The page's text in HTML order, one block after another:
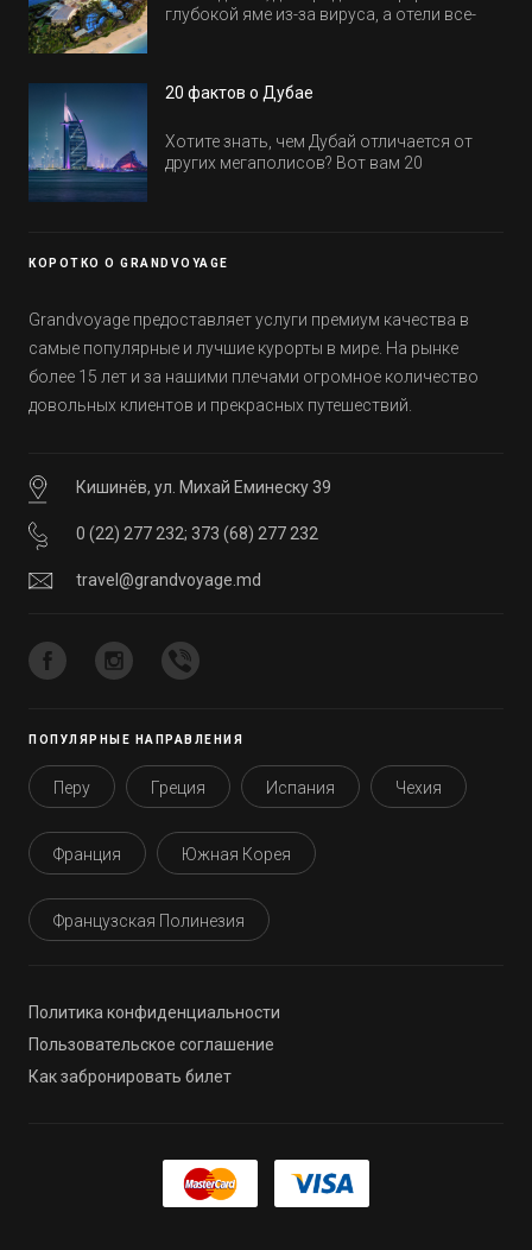
глубокой яме из-за вируса, а отели все-
обычно на первые заезды дают промо-
20 фактов о Дубае
Хотите знать, чем Дубай отличается от
других мегаполисов? Вот вам 20
КОРОТКО О GRANDVOYAGE
Grandvoyage предоставляет услуги премиум качества в
самые популярные и лучшие курорты в мире. На рынке
более 15 лет и за нашими плечами огромное количество
довольных клиентов и прекрасных путешествий.
Кишинёв, ул. Михай Еминеску 39
0 (22) 277 232; 373 (68) 277 232
travel@grandvoyage.md
ПОПУЛЯРНЫЕ НАПРАВЛЕНИЯ
Перу Греция Испания Чехия
Франция Южная Корея
Французская Полинезия
Политика конфиденциальности
Пользовательское соглашение
Как забронировать билет